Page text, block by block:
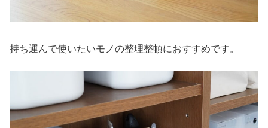
持ち運んで使いたいモノの整理整頓におすすめです。